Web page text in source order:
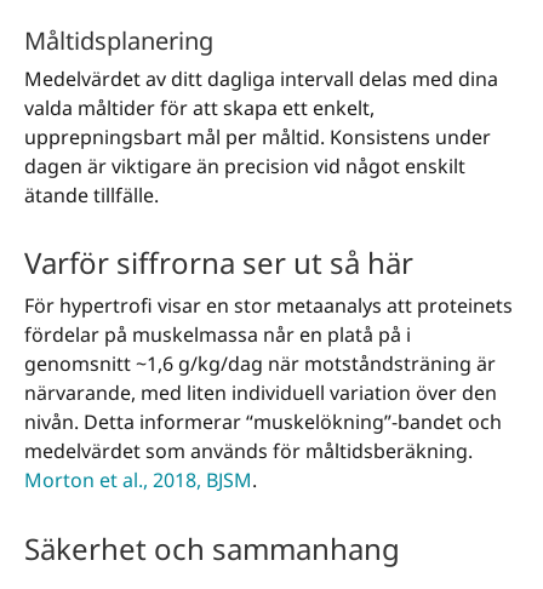
Måltidsplanering
Medelvärdet av ditt dagliga intervall delas med dina
valda måltider för att skapa ett enkelt,
upprepningsbart mål per måltid. Konsistens under
dagen är viktigare än precision vid något enskilt
ätande tillfälle.
Varför siffrorna ser ut så här
För hypertrofi visar en stor metaanalys att proteinets
fördelar på muskelmassa når en platå på i
genomsnitt ~1,6 g/kg/dag när motståndsträning är
närvarande, med liten individuell variation över den
nivån. Detta informerar “muskelökning”-bandet och
medelvärdet som används för måltidsberäkning.
Morton et al., 2018, BJSM.
Säkerhet och sammanhang